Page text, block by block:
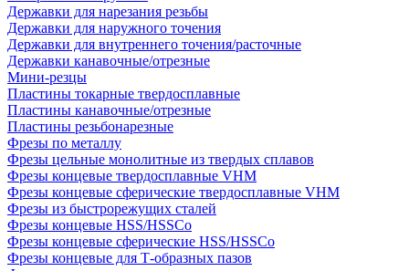
Державки для нарезания резьбы
Державки для наружного точения
Державки для внутреннего точения/расточные
Державки канавочные/отрезные
Мини-резцы
Пластины токарные твердосплавные
Пластины канавочные/отрезные
Пластины резьбонарезные
Фрезы по металлу
Фрезы цельные монолитные из твердых сплавов
Фрезы концевые твердосплавные VHM
Фрезы концевые сферические твердосплавные VHM
Фрезы из быстрорежущих сталей
Фрезы концевые HSS/HSSCo
Фрезы концевые сферические HSS/HSSCo
Фрезы концевые для Т-образных пазов